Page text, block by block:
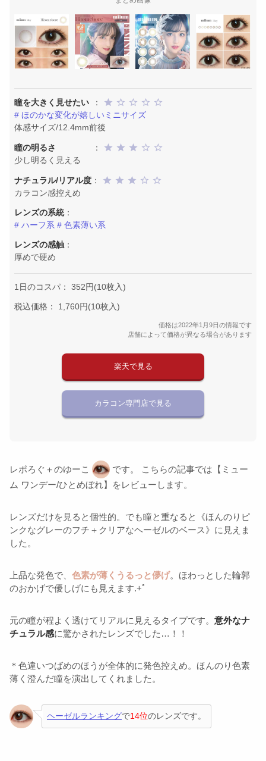
瞳を大きく見せたい
：
# ほのかな変化が嬉しいミニサイズ
体感サイズ/12.4mm前後
瞳の明るさ
：
少し明るく見える
ナチュラル/リアル度 ：
カラコン感控えめ
レンズの系統：
# ハーフ系 # 色素薄い系
レンズの感触 ：
厚めで硬め
1日のコスパ： 352円(10枚入)
税込価格： 1,760円(10枚入)
価格は2022年1月9日の情報です
店舗によって価格が異なる場合があります
楽天で見る
カラコン専門店で見る
レポろぐ＋のゆーこ
です。 こちらの記事では【ミュー
ム ワンデー/ひとめぼれ】をレビューします。
レンズだけを見ると個性的。でも瞳と重なると《ほんのりピ
ンクなグレーのフチ＋クリアなヘーゼルのベース》に見えま
した。
上品な発色で、 色素が薄くうるっと儚げ。ほわっとした輪郭
のおかげで優しげにも見えます.+ﾟ
元の瞳が程よく透けてリアルに見えるタイプです。 意外なナ
チュラル感に驚かされたレンズでした…！！
＊色違いつばめのほうが全体的に発色控えめ。ほんのり色素
薄く澄んだ瞳を演出してくれました。
ヘーゼルランキングで14位のレンズです。